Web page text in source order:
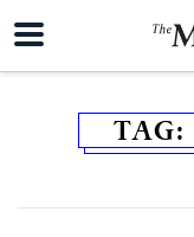
TAG: